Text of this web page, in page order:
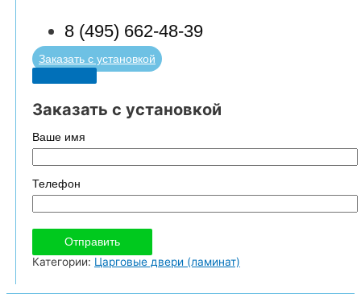
8 (495) 662-48-39
Заказать с установкой
Заказать с установкой
Ваше имя
Телефон
Категории: Царговые двери (ламинат)